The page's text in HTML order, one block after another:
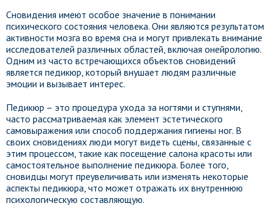
Сновидения имеют особое значение в понимании
психического состояния человека. Они являются результатом
активности мозга во время сна и могут привлекать внимание
исследователей различных областей, включая онейрологию.
Одним из часто встречающихся объектов сновидений
является педикюр, который внушает людям различные
эмоции и вызывает интерес.
Педикюр – это процедура ухода за ногтями и ступнями,
часто рассматриваемая как элемент эстетического
самовыражения или способ поддержания гигиены ног. В
своих сновидениях люди могут видеть сцены, связанные с
этим процессом, такие как посещение салона красоты или
самостоятельное выполнение педикюра. Более того,
сновидцы могут преувеличивать или изменять некоторые
аспекты педикюра, что может отражать их внутреннюю
психологическую составляющую.